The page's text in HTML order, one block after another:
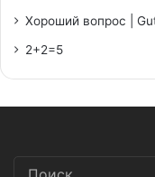
Хороший вопрос |
2+2=5